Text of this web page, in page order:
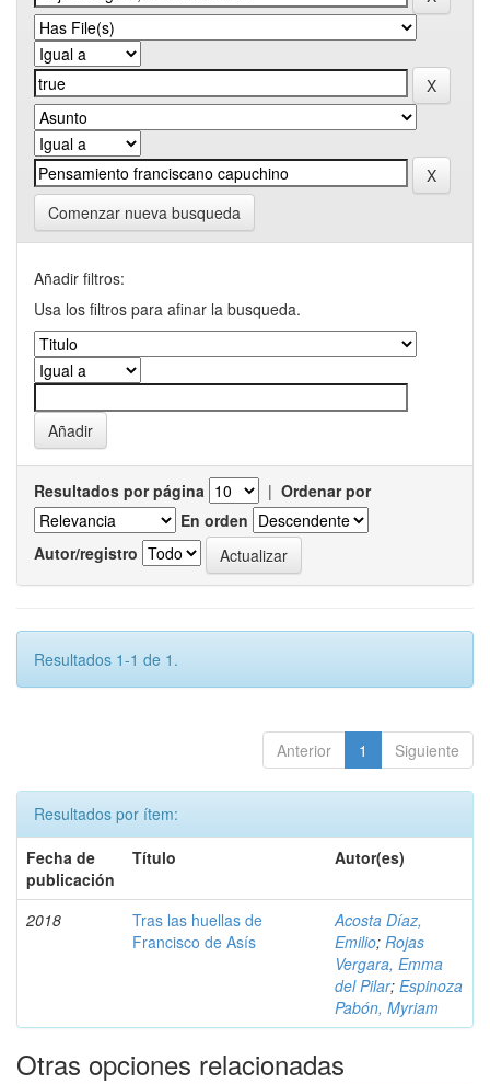
Comenzar nueva busqueda
Añadir filtros:
Usa los filtros para afinar la busqueda.
Resultados por página | Ordenar por
En orden
Autor/registro
Resultados 1-1 de 1.
Anterior 1 Siguiente
Resultados por ítem:
Fecha de
publicación
Título Autor(es)
2018
Tras las huellas de
Francisco de Asís
Acosta Díaz,
Emilio; Rojas
Vergara, Emma
del Pilar; Espinoza
Pabón, Myriam
Otras opciones relacionadas